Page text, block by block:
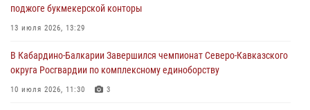
В Кабардино-Балкарии нештатные инструктора подразделений
Росгвардии отработали профессиональные навыки
поджоге букмекерской конторы
13 июля 2026, 13:29
В Кабардино-Балкарии Завершился чемпионат Северо-Кавказского
округа Росгвардии по комплексному единоборству
10 июля 2026, 11:30 3